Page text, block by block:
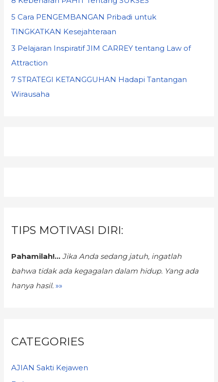
5 Cara PENGEMBANGAN Pribadi untuk
TINGKATKAN Kesejahteraan
3 Pelajaran Inspiratif JIM CARREY tentang Law of
Attraction
7 STRATEGI KETANGGUHAN Hadapi Tantangan
Wirausaha
TIPS MOTIVASI DIRI:
Pahamilah!... Jika Anda sedang jatuh, ingatlah
bahwa tidak ada kegagalan dalam hidup. Yang ada
hanya hasil. »»
CATEGORIES
AJIAN Sakti Kejawen